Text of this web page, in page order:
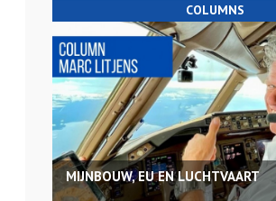
COLUMNS
MIJNBOUW, EU EN LUCHTVAART